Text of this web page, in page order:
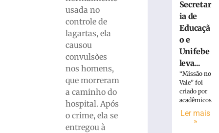
usada no
controle de
lagartas, ela
causou
convulsões
nos homens,
que morreram
a caminho do
hospital. Após
o crime, ela se
entregou à
Colisão
entre
veículos
Secretar
ia de
Educaçã
o e
Unifebe
leva...
“Missão no
Vale” foi
criado por
acadêmicos
Ler mais
»